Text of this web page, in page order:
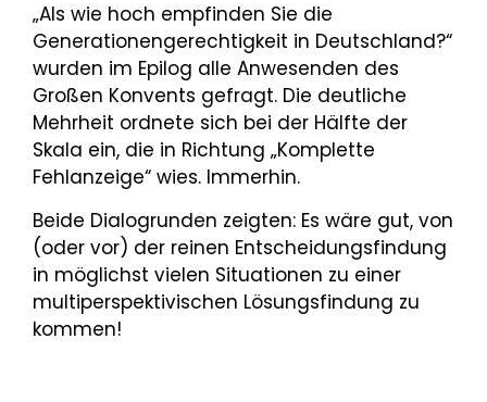
„Als wie hoch empfinden Sie die
Generationengerechtigkeit in Deutschland?“
wurden im Epilog alle Anwesenden des
Großen Konvents gefragt. Die deutliche
Mehrheit ordnete sich bei der Hälfte der
Skala ein, die in Richtung „Komplette
Fehlanzeige“ wies. Immerhin.
Beide Dialogrunden zeigten: Es wäre gut, von
(oder vor) der reinen Entscheidungsfindung
in möglichst vielen Situationen zu einer
multiperspektivischen Lösungsfindung zu
kommen!